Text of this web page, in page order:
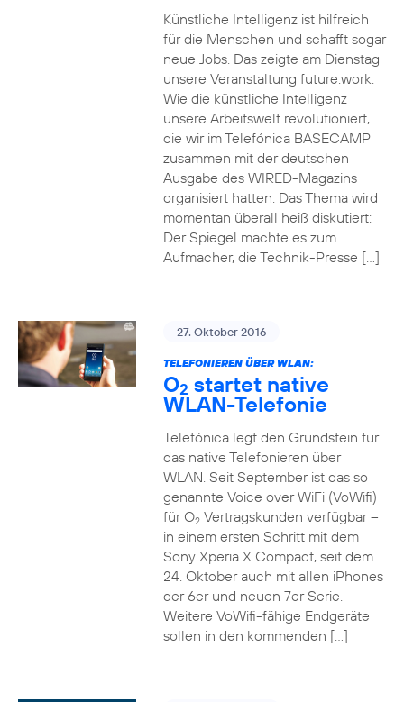
Künstliche Intelligenz ist hilfreich
für die Menschen und schafft sogar
neue Jobs. Das zeigte am Dienstag
unsere Veranstaltung future.work:
Wie die künstliche Intelligenz
unsere Arbeitswelt revolutioniert,
die wir im Telefónica BASECAMP
zusammen mit der deutschen
Ausgabe des WIRED-Magazins
organisiert hatten. Das Thema wird
momentan überall heiß diskutiert:
Der Spiegel machte es zum
Aufmacher, die Technik-Presse […]
27. Oktober 2016
TELEFONIEREN ÜBER WLAN:
O2 startet native
WLAN-Telefonie
Telefónica legt den Grundstein für
das native Telefonieren über
WLAN. Seit September ist das so
genannte Voice over WiFi (VoWifi)
für O2Vertragskunden verfügbar –
in einem ersten Schritt mit dem
Sony Xperia X Compact, seit dem
24. Oktober auch mit allen iPhones
der 6er und neuen 7er Serie.
Weitere VoWifi-fähige Endgeräte
sollen in den kommenden […]